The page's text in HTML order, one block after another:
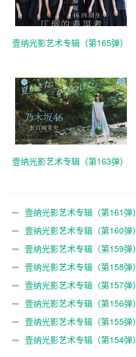
壹纳光影艺术专辑（第165弹）
壹纳光影艺术专辑（第163弹）
壹纳光影艺术专辑（第161弹）
壹纳光影艺术专辑（第160弹）
壹纳光影艺术专辑（第159弹）
壹纳光影艺术专辑（第158弹）
壹纳光影艺术专辑（第157弹）
壹纳光影艺术专辑（第156弹）
壹纳光影艺术专辑（第155弹）
壹纳光影艺术专辑（第154弹）